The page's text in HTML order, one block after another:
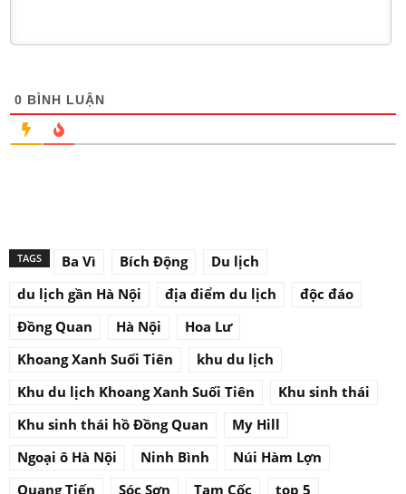
0 BÌNH LUẬN
TAGS Ba Vì Bích Động
Du lịch
du lịch gần Hà Nội
địa điểm du lịch
độc đáo
Đồng Quan
Hà Nội
Hoa Lư
Khoang Xanh Suối Tiên
khu du lịch
Khu du lịch Khoang Xanh Suối Tiên
Khu sinh thái
Khu sinh thái hồ Đồng Quan
My Hill
Ngoại ô Hà Nội
Ninh Bình
Núi Hàm Lợn
Quang Tiến
Sóc Sơn Tam Cốc top 5